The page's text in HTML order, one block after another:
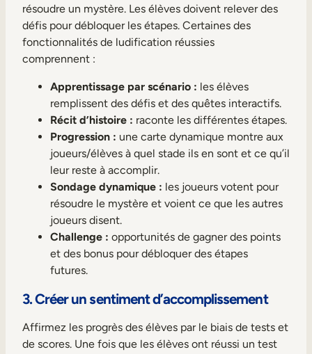
résoudre un mystère. Les élèves doivent relever des
défis pour débloquer les étapes. Certaines des
fonctionnalités de ludification réussies
comprennent :
Apprentissage par scénario : les élèves
remplissent des défis et des quêtes interactifs.
Récit d’histoire : raconte les différentes étapes.
Progression : une carte dynamique montre aux
joueurs/élèves à quel stade ils en sont et ce qu’il
leur reste à accomplir.
Sondage dynamique : les joueurs votent pour
résoudre le mystère et voient ce que les autres
joueurs disent.
Challenge : opportunités de gagner des points
et des bonus pour débloquer des étapes
futures.
3. Créer un sentiment d’accomplissement
Affirmez les progrès des élèves par le biais de tests et
de scores. Une fois que les élèves ont réussi un test